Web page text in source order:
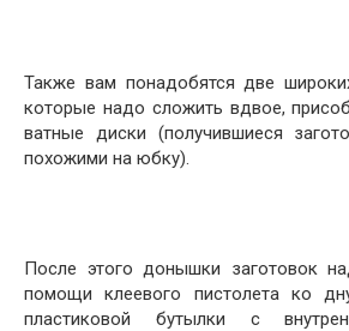
Также вам понадобятся две
которые надо сложить вдвое,
ватные диски (получившиеся
похожими на юбку).
После этого донышки заготовок
помощи клеевого пистолета ко
пластиковой бутылки с